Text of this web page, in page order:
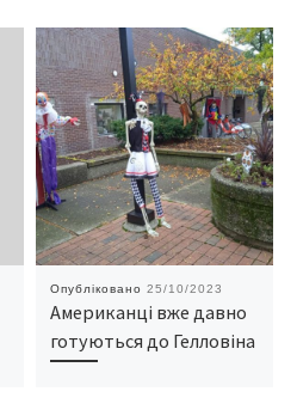
Опубліковано 25/10/2023
Американці вже давно
готуються до Гелловіна